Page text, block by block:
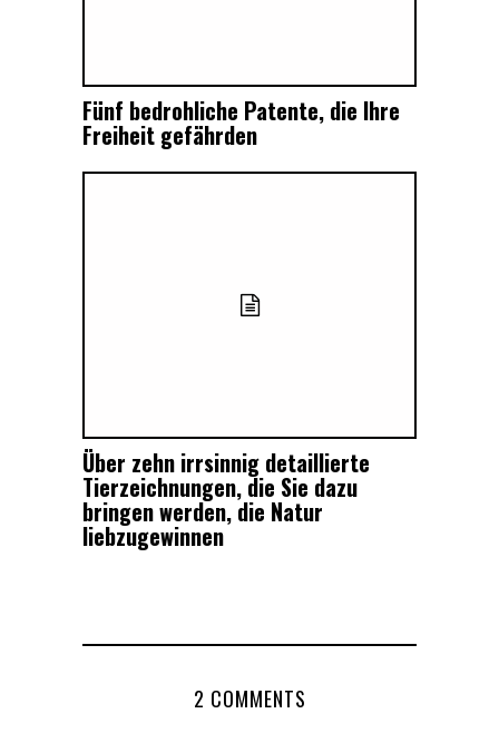
Fünf bedrohliche Patente, die Ihre
Freiheit gefährden
Über zehn irrsinnig detaillierte
Tierzeichnungen, die Sie dazu
bringen werden, die Natur
liebzugewinnen
2 COMMENTS